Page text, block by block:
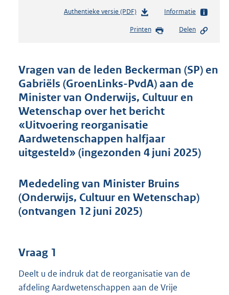
Authentieke versie (PDF)b
s
d
s
g
r
o
o
t
t
4
2
b
Informatie
Printen Delen
Vragen van de leden Beckerman (SP) en
Gabriëls (GroenLinks-PvdA) aan de
Minister van Onderwijs, Cultuur en
Wetenschap over het bericht
«Uitvoering reorganisatie
Aardwetenschappen halfjaar
uitgesteld» (ingezonden 4 juni 2025)
Mededeling van Minister Bruins
(Onderwijs, Cultuur en Wetenschap)
(ontvangen 12 juni 2025)
Vraag 1
Deelt u de indruk dat de reorganisatie van de
afdeling Aardwetenschappen aan de Vrije